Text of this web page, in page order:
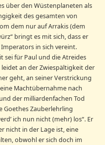
über den Wüstenplaneten als
des gesamten von
dem nur auf Arrakis (dem
bringt es mit sich, dass er
in sich vereint.
sei für Paul und die Atreides
an der Zwiespältigkeit der
geht, an seiner Verstrickung
Machtübernahme nach
der milliardenfachen Tod
Goethes Zauberlehrling
ich nun nicht (mehr) los“. Er
nicht in der Lage ist, eine
obwohl er sich doch im